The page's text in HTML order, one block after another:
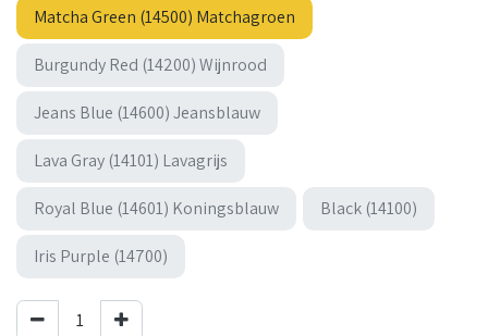
Matcha Green (14500) Matchagroen
Burgundy Red (14200) Wijnrood
Jeans Blue (14600) Jeansblauw
Lava Gray (14101) Lavagrijs
Royal Blue (14601) Koningsblauw Black (14100)
Iris Purple (14700)